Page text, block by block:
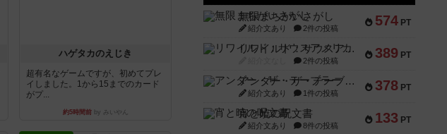
ハゲタカのえじき
超有名なゲームですが、初めてプレ
イしました。1から15までのカード
がプ...
約5時間前by みいやん
574 PT
無限まちがいさがし
紹介文あり 2件の投稿
389 PT
リワイルド：サウスアメリカ
2件の投稿
378 PT
アンダー・ザ・テーブラー
紹介文あり 1件の投稿
133 PT
宵と暁の呪文書
紹介文あり 8件の投稿